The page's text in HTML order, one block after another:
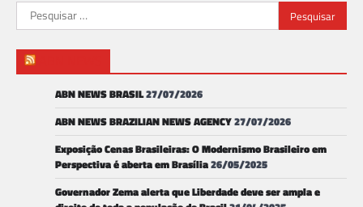
Pesquisar
por:
ABN NEWS BRASIL27/07/2026
ABN NEWS BRAZILIAN NEWS AGENCY27/07/2026
Exposição Cenas Brasileiras: O Modernismo Brasileiro em
Perspectiva é aberta em Brasília26/05/2025
Governador Zema alerta que Liberdade deve ser ampla e